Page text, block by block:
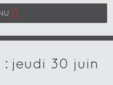
jeudi 30 juin